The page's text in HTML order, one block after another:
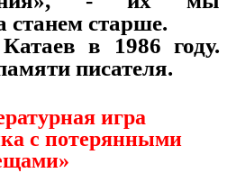
станем старше.
в 1986 году.
писателя.
игра
с потерянными